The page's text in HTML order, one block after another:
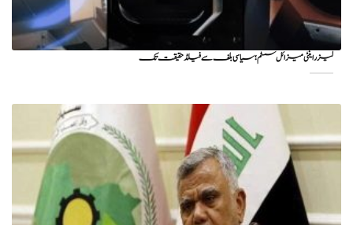
لیزر اینٹی میزائل سسٹم؛ سیاسی بلف سے فیلڈ حقیقت تک